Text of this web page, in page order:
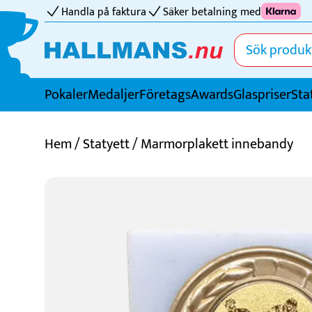
Handla på faktura Säker betalning med
PokalerMedaljerFöretagsAwardsGlaspriser
Idrotter
Hem/Statyett/ Marmorplakett innebandy